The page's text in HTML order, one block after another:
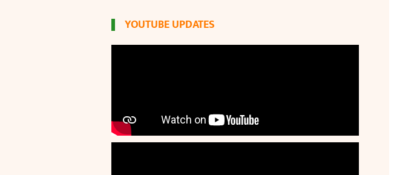
YOUTUBE UPDATES